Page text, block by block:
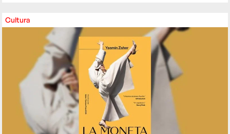
Cultura